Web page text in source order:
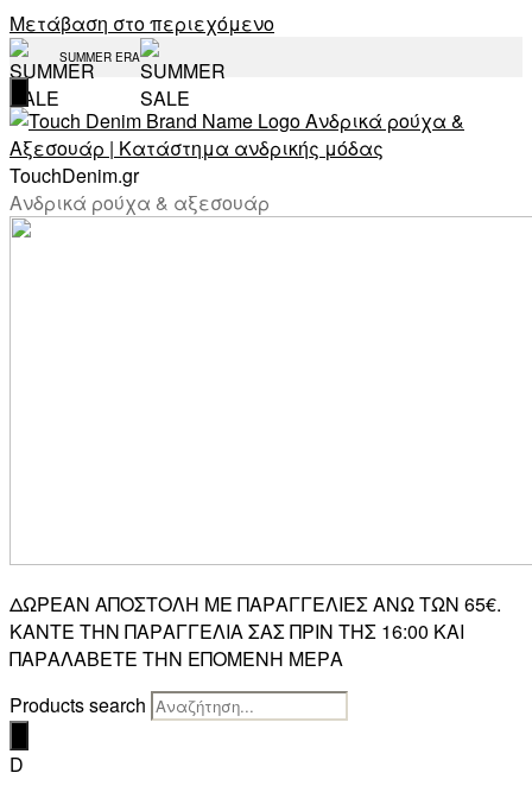
Μετάβαση στο περιεχόμενο
SUMMER ERA
TouchDenim.gr
Ανδρικά ρούχα & αξεσουάρ
ΔΩΡΕΑΝ ΑΠΟΣΤΟΛΗ ΜΕ ΠΑΡΑΓΓΕΛΙΕΣ ΑΝΩ ΤΩΝ 65€.
ΚΑΝΤΕ ΤΗΝ ΠΑΡΑΓΓΕΛΙΑ ΣΑΣ ΠΡΙΝ ΤΗΣ 16:00 ΚΑΙ
ΠΑΡΑΛΑΒΕΤΕ ΤΗΝ ΕΠΟΜΕΝΗ ΜΕΡΑ
Products search
D